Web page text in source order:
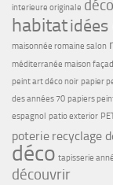
interieure originale
habitatidées
maisonnée romaine salon
méditerranée maison
peint art déco noir papier
des années 70 papiers
espagnol patio exterior
poterie recyclage
déco tapisserie
découvrir